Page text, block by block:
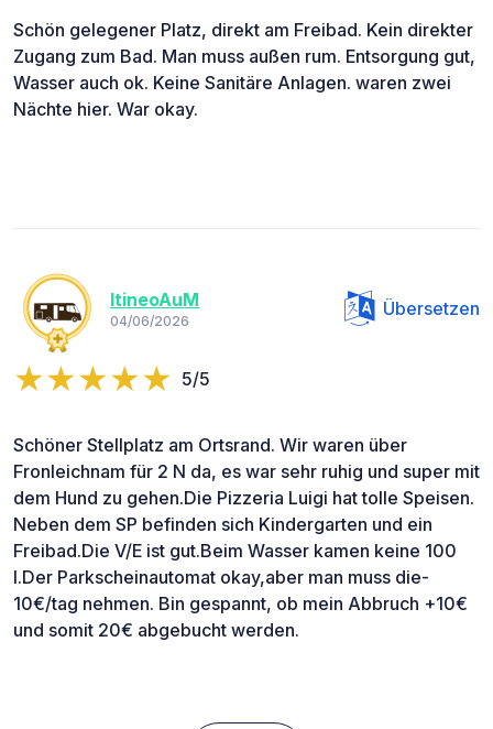
Schön gelegener Platz, direkt am Freibad. Kein direkter
Zugang zum Bad. Man muss außen rum. Entsorgung gut,
Wasser auch ok. Keine Sanitäre Anlagen. waren zwei
Nächte hier. War okay.
ItineoAuM
04/06/2026
Übersetzen
5/5
Schöner Stellplatz am Ortsrand. Wir waren über
Fronleichnam für 2 N da, es war sehr ruhig und super mit
dem Hund zu gehen.Die Pizzeria Luigi hat tolle Speisen.
Neben dem SP befinden sich Kindergarten und ein
Freibad.Die V/E ist gut.Beim Wasser kamen keine 100
l.Der Parkscheinautomat okay,aber man muss die-
10€/tag nehmen. Bin gespannt, ob mein Abbruch +10€
und somit 20€ abgebucht werden.